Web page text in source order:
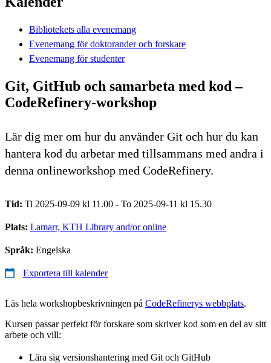
Bibliotekets alla evenemang
Evenemang för doktorander och forskare
Evenemang för studenter
Git, GitHub och samarbeta med kod –
CodeRefinery-workshop
Lär dig mer om hur du använder Git och hur du kan
hantera kod du arbetar med tillsammans med andra i
denna onlineworkshop med CodeRefinery.
Tid: Ti 2025-09-09 kl 11.00 - To 2025-09-11 kl 15.30
Plats: Lamarr, KTH Library and/or online
Språk: Engelska
Exportera till kalender
Läs hela workshopbeskrivningen på CodeRefinerys webbplats.
Kursen passar perfekt för forskare som skriver kod som en del av sitt
arbete och vill:
Lära sig versionshantering med Git och GitHub